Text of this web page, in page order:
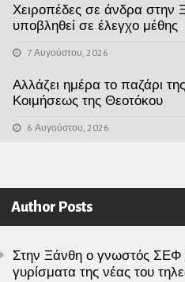
Χειροπέδες σε άνδρα στην
υποβληθεί σε έλεγχο μέθης
7 Αυγούστου, 2026
Αλλάζει ημέρα το παζάρι
Κοιμήσεως της Θεοτόκου
6 Αυγούστου, 2026
Author Posts
Στην Ξάνθη ο γνωστός ΣΕΦ
γυρίσματα της νέας του